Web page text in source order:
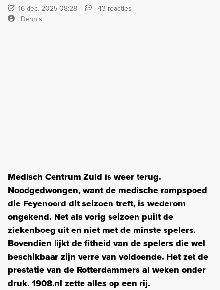
16 dec. 2025 08:28
43 reacties
Dennis
Medisch Centrum Zuid is weer terug.
Noodgedwongen, want de medische rampspoed
die Feyenoord dit seizoen treft, is wederom
ongekend. Net als vorig seizoen puilt de
ziekenboeg uit en niet met de minste spelers.
Bovendien lijkt de fitheid van de spelers die wel
beschikbaar zijn verre van voldoende. Het zet de
prestatie van de Rotterdammers al weken onder
druk. 1908.nl zette alles op een rij.